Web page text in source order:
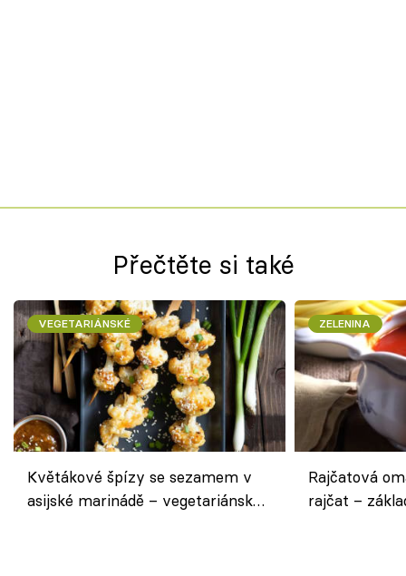
Přečtěte si také
VEGETARIÁNSKÉ
Květákové špízy se sezamem v
asijské marinádě – vegetariánská
ZELENINA
Rajčatová
rajčat –